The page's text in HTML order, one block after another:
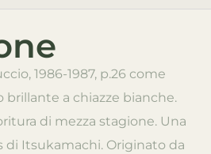
1986-1987, p.26 come
brillante a chiazze bianche.
di mezza stagione. Una
di Itsukamachi. Originato da